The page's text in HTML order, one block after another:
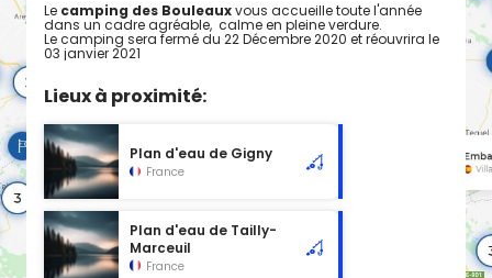
Le camping des Bouleauxvous accueille toute l'année
dans un cadre agréable, calme en pleine verdure.
Le camping sera fermé du 22 Décembre 2020 et réouvrira le
03 janvier 2021
Lieux à proximité:
Plan d'eau de Gigny
France
Plan d'eau de Tailly-
Marceuil
France